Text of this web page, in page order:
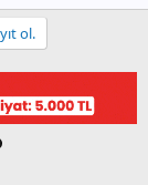
ol.
Link